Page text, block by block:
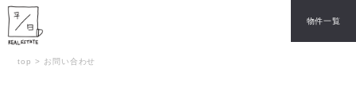
物件一覧
top > お問い合わせ